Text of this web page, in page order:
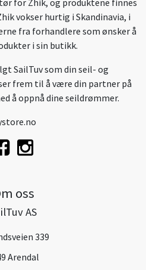
vokser hurtig i Skandinavia, i
fra forhandlere som ønsker å
i sin butikk.
SailTuv som din seil- og
frem til å være din partner på
å oppnå dine seildrømmer.
oss
AS
339
Arendal